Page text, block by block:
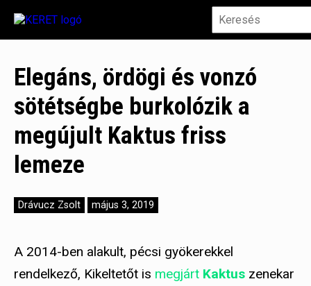
Elegáns, ördögi és vonzó
sötétségbe burkolózik a
megújult Kaktus friss
lemeze
Drávucz Zsolt május 3, 2019
A 2014-ben alakult, pécsi gyökerekkel
rendelkező, Kikeltetőt is megjárt Kaktus zenekar